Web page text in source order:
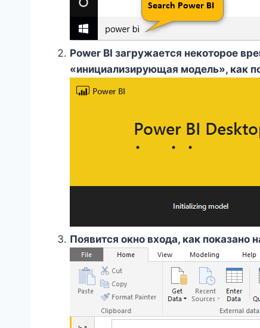
Power BI загружается некоторое
«инициализирующая модель», как
Появится окно входа, как показано